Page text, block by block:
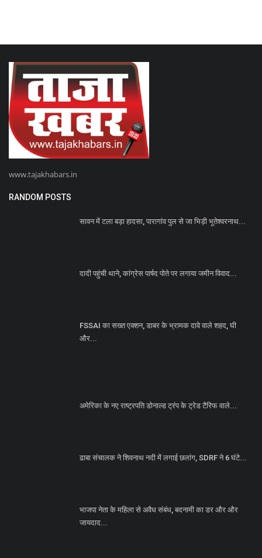
www.tajakhabars.in
RANDOM POSTS
सावन में टला बड़ा हादसा, पारागांव पुल से जा भिड़ी भूतेश्वरनाथ...
दादी पहुंची थाने, कांग्रेस पार्षद पोते पर लगाया जमीन विवाद...
FSSAI का सख्त एक्शन, डाबर के भ्रामक दावे वाले शहद, घी
और...
अमेरिका के नए राष्ट्रपति डोनाल्ड ट्रंप के ट्रेड टैरिफ वाले...
ढाबा संचालक ने शिवनाथ नदी में लगाई छलांग, SDRF ने 6 घंटे...
भाजपा नेता के महिला से अवैध संबंध, बदनामी का डर और और
जायदाद...